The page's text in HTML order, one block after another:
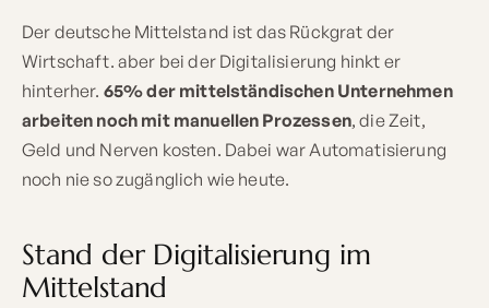
Der deutsche Mittelstand ist das Rückgrat der
Wirtschaft. aber bei der Digitalisierung hinkt er
hinterher. 65% der mittelständischen Unternehmen
arbeiten noch mit manuellen Prozessen, die Zeit,
Geld und Nerven kosten. Dabei war Automatisierung
noch nie so zugänglich wie heute.
Stand der Digitalisierung im
Mittelstand